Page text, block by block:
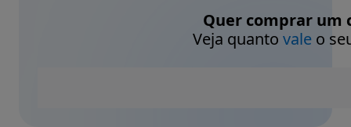
Quer comprar um
Veja quanto valeo